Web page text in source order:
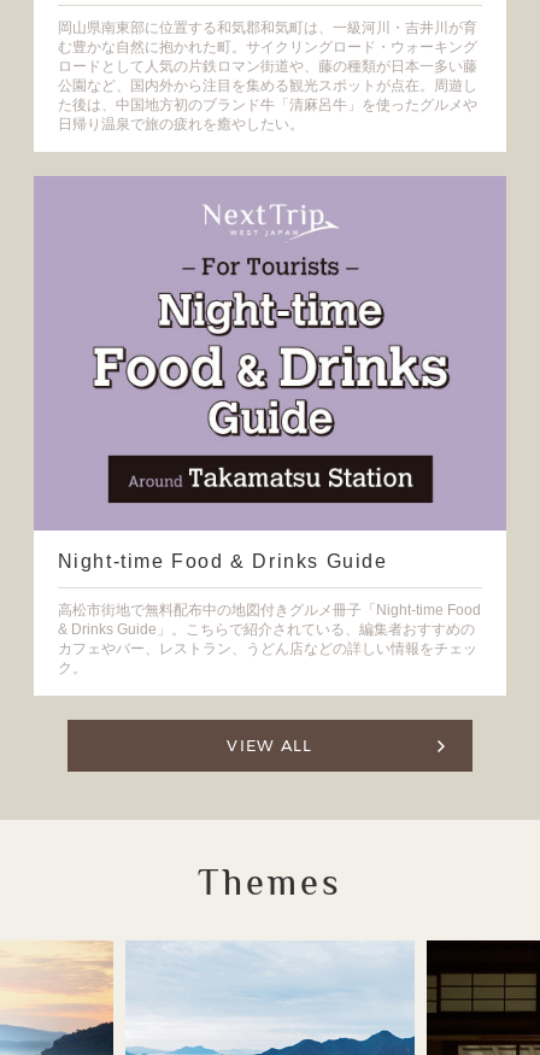
岡山県南東部に位置する和気郡和気町は、一級河川・吉井川が育
む豊かな自然に抱かれた町。サイクリングロード・ウォーキング
ロードとして人気の片鉄ロマン街道や、藤の種類が日本一多い藤
公園など、国内外から注目を集める観光スポットが点在。周遊し
た後は、中国地方初のブランド牛「清麻呂牛」を使ったグルメや
日帰り温泉で旅の疲れを癒やしたい。
Night-time Food & Drinks Guide
高松市街地で無料配布中の地図付きグルメ冊子「Night-time Food
& Drinks Guide」。こちらで紹介されている、編集者おすすめの
カフェやバー、レストラン、うどん店などの詳しい情報をチェッ
ク。
VIEW ALL
Themes